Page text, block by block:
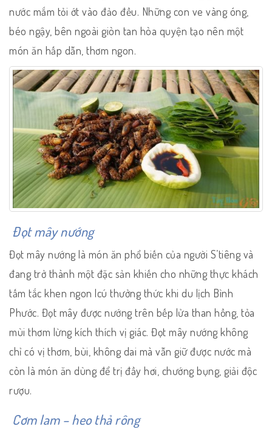
nước mắm tỏi ớt vào đảo đều. Những con ve vàng óng,
béo ngậy, bên ngoài giòn tan hòa quyện tạo nên một
món ăn hấp dẫn, thơm ngon.
Đọt mây nướng
Đọt mây nướng là món ăn phổ biến của người S’tiêng và
đang trở thành một đặc sản khiến cho những thực khách
tấm tắc khen ngon lcú thưởng thức khi du lịch Bình
Phước. Đọt mây được nướng trên bếp lửa than hồng, tỏa
mùi thơm lừng kích thích vị giác. Đọt mây nướng không
chỉ có vị thơm, bùi, không dai mà vẫn giữ được nước mà
còn là món ăn dùng để trị đầy hơi, chướng bụng, giải độc
rượu.
Cơm lam – heo thả rông